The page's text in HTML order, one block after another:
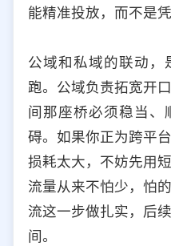
能精准投放，而不是凭
公域和私域的联动，
跑。公域负责拓宽开
间那座桥必须稳当、
碍。如果你正为跨平
损耗太大，不妨先用
流量从来不怕少，怕
流这一步做扎实，后
间。